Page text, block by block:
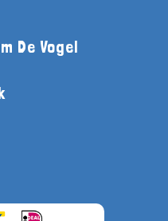
De Vogel